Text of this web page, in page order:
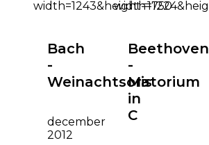
Bach
-
Weinachtsoratorium
december
2012
Beethoven
-
Mis
in
C